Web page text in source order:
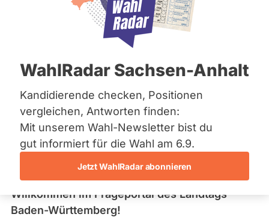
Bremen
Hamburg
Mecklenburg-Vorpommern
Nordrhein-Westfalen
Saarland
Sachsen
Sachsen-Anhalt
Sachsen-Anhalt
Schleswig-Holstein
Thüringen
Archiv
Über uns
WahlRadar Sachsen-Anhalt
Kandidierende checken, Positionen
vergleichen, Antworten finden:
Mit unserem Wahl-Newsletter bist du
gut informiert für die Wahl am 6.9.
Jetzt WahlRadar abonnieren
Fragen Sie Ihre
Abgeordneten
Stelle deine Fragen an deine Abgeordneten, informiere dich über
Abstimmungsverhalten und Ausschussmitgliedschaften.
Willkommen im Frageportal des Landtags
Baden-Württemberg!